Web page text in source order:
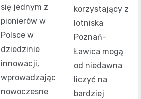
się jednym z
pionierów w
Polsce w
dziedzinie
innowacji,
wprowadzając
nowoczesne
korzystający z
lotniska
Poznań-
Ławica mogą
od niedawna
liczyć na
bardziej